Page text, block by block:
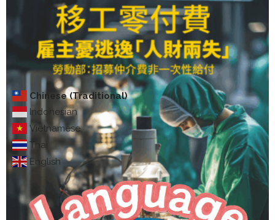
Chinese (Traditional)
Indonesian
Vietnamese
Thai
English